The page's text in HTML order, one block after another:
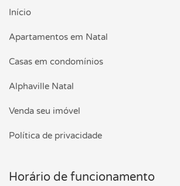
Início
Apartamentos em Natal
Casas em condomínios
Alphaville Natal
Venda seu imóvel
Política de privacidade
Horário de funcionamento